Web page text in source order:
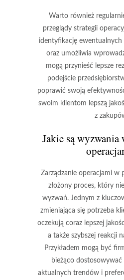
Warto również
przeglądy strategii
identyfikację
oraz umożliwia
mogą przynieść lepsze
podejście
poprawić swoją
swoim klientom lepszą
z
Jakie są wyzwania
Zarządzanie operacjami w
złożony proces, który
wyzwań. Jednym z
zmieniająca się potrzeba
oczekują coraz lepszej
a także szybszej reakcji
Przykładem mogą być
bieżąco
aktualnych trendów i